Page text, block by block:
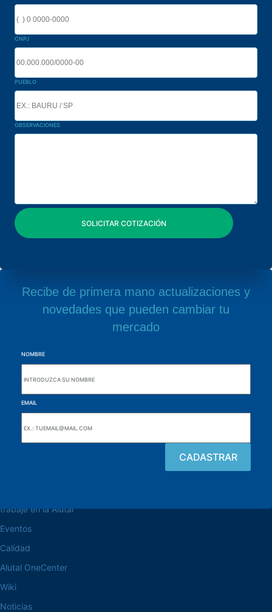
CNPJ
PUEBLO
OBSERVACIONES
Recibe de primera mano actualizaciones y
novedades que pueden cambiar tu
mercado
NOMBRE
EMAIL
trabaje en la Alutal
Eventos
Calidad
Alutal OneCenter
Wiki
Noticias